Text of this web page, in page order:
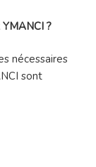
?
nécessaires
sont